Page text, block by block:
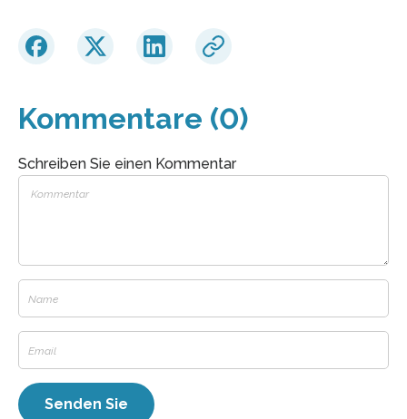
Kommentare (0)
Schreiben Sie einen Kommentar